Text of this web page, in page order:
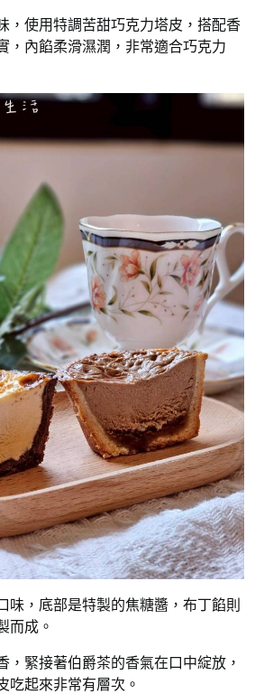
，使用特調苦甜巧克力塔皮，搭配香
，內餡柔滑濕潤，非常適合巧克力
味，底部是特製的焦糖醬，布丁餡則
而成。
，緊接著伯爵茶的香氣在口中綻放，
吃起來非常有層次。